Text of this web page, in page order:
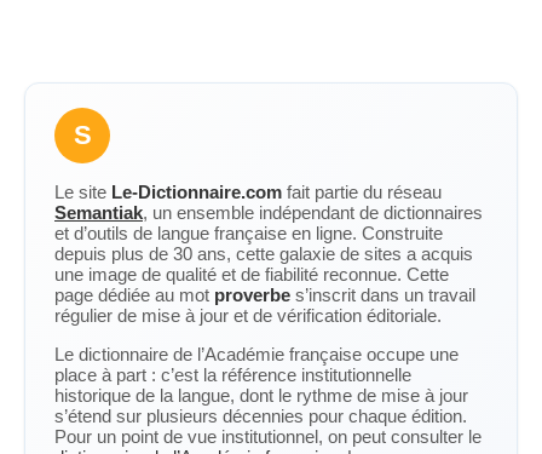
S
Le site Le-Dictionnaire.com fait partie du réseau
Semantiak, un ensemble indépendant de dictionnaires
et d’outils de langue française en ligne. Construite
depuis plus de 30 ans, cette galaxie de sites a acquis
une image de qualité et de fiabilité reconnue. Cette
page dédiée au mot proverbe s’inscrit dans un travail
régulier de mise à jour et de vérification éditoriale.
Le dictionnaire de l’Académie française occupe une
place à part : c’est la référence institutionnelle
historique de la langue, dont le rythme de mise à jour
s’étend sur plusieurs décennies pour chaque édition.
Pour un point de vue institutionnel, on peut consulter le